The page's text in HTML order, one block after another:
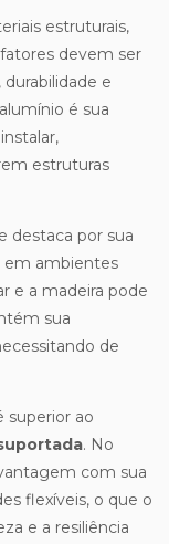
estruturais,
devem ser
e
é sua
estruturas
destaca por sua
em ambientes
e a madeira pode
sua
de
superior ao
. No
com sua
flexíveis, o que o
e a resiliência